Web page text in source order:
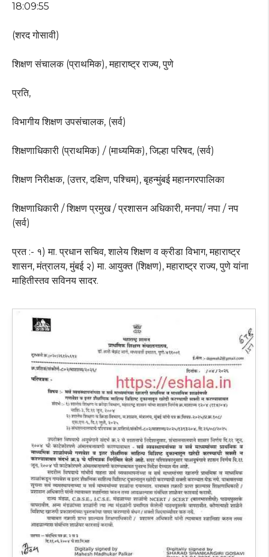
18:09:55
(शरद गोसावी)
शिक्षण संचालक (प्राथमिक), महाराष्ट्र राज्य, पुणे
प्रति,
विभागीय शिक्षण उपसंचालक, (सर्व)
शिक्षणाधिकारी (प्राथमिक) / (माध्यमिक), जिल्हा परिषद, (सर्व)
शिक्षण निरीक्षक, (उत्तर, दक्षिण, पश्चिम), बृहन्मुंबई महानगरपालिका
शिक्षणाधिकारी / शिक्षण प्रमुख / प्रशासन अधिकारी, मनपा/ नपा / नप
(सर्व)
प्रत :- १) मा. प्रधान सचिव, शालेय शिक्षण व क्रीडा विभाग, महाराष्ट्र
शासन, मंत्रालय, मुंबई २) मा. आयुक्त (शिक्षण), महाराष्ट्र राज्य, पुणे यांना
माहितीस्तव सविनय सादर.